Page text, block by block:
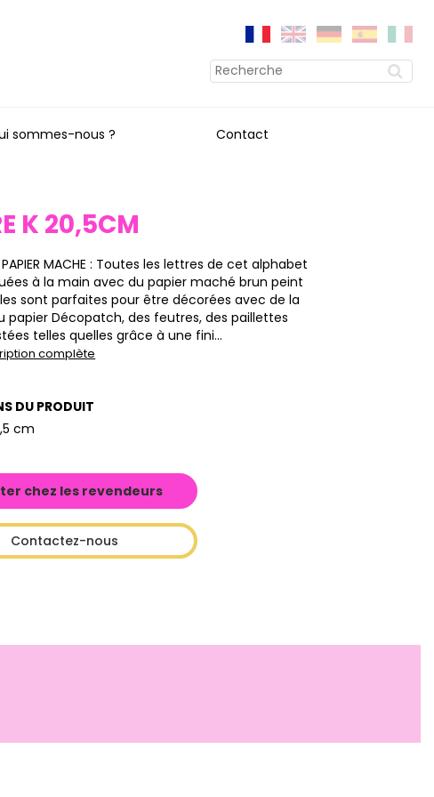
sommes-nous ? Contact
K 20,5CM
PAPIER MACHE : Toutes les lettres de cet alphabet
à la main avec du papier maché brun peint
sont parfaites pour être décorées avec de la
papier Décopatch, des feutres, des paillettes
telles quelles grâce à une fini...
complète
DU PRODUIT
cm
chez les revendeurs
Contactez-nous